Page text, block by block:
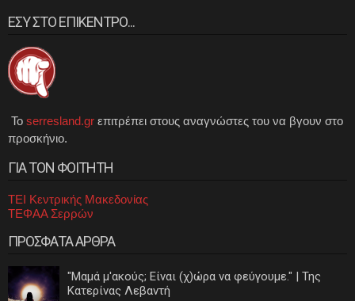
ΕΣΥ ΣΤΟ ΕΠΙΚΕΝΤΡΟ...
Το serresland.gr επιτρέπει στους αναγνώστες του να βγουν στο
προσκήνιο.
ΓΙΑ ΤΟΝ ΦΟΙΤΗΤΗ
ΤΕΙ Κεντρικής Μακεδονίας
ΤΕΦΑΑ Σερρών
ΠΡΟΣΦΑΤΑ ΑΡΘΡΑ
"Μαμά μ'ακούς; Είναι (χ)ώρα να φεύγουμε." | Της
Κατερίνας Λεβαντή